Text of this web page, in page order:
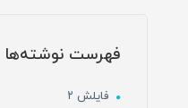
فهرست نوشته‌ها
فایلش ۲